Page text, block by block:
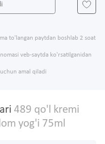
to'langan paytdan boshlab 2 soat
veb-saytda ko'rsatilganidan
amal qiladi
489 qo'l kremi
yog'i 75ml